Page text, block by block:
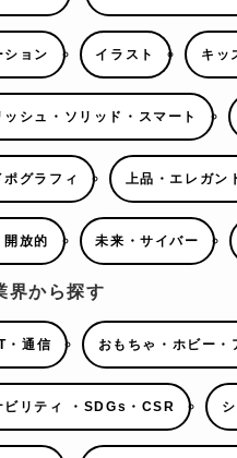
ション イラスト キッ
ッシュ・ソリッド・スマート
ポグラフィ 上品・エレガン
開放的 未来・サイバー
界から探す
・通信 おもちゃ・ホビー・
ビリティ ・SDGs・CSR